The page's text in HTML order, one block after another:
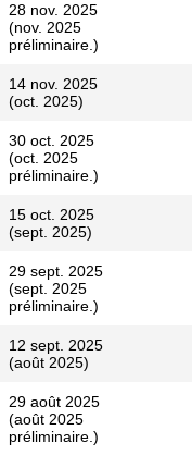
28 nov. 2025
(nov. 2025
préliminaire.)
14 nov. 2025
(oct. 2025)
30 oct. 2025
(oct. 2025
préliminaire.)
15 oct. 2025
(sept. 2025)
29 sept. 2025
(sept. 2025
préliminaire.)
12 sept. 2025
(août 2025)
29 août 2025
(août 2025
préliminaire.)